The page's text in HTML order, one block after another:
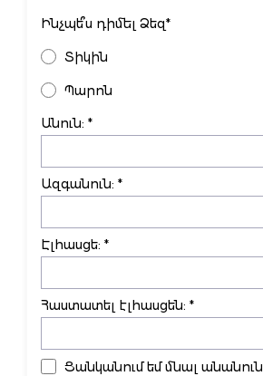
Ինչպե՞ս դիմել Ձեզ*
Տիկին
Պարոն
Անուն: *
Ազգանուն: *
Էլհասցե: *
Հաստատել էլհասցեն: *
Ցանկանում եմ մնալ անանուն